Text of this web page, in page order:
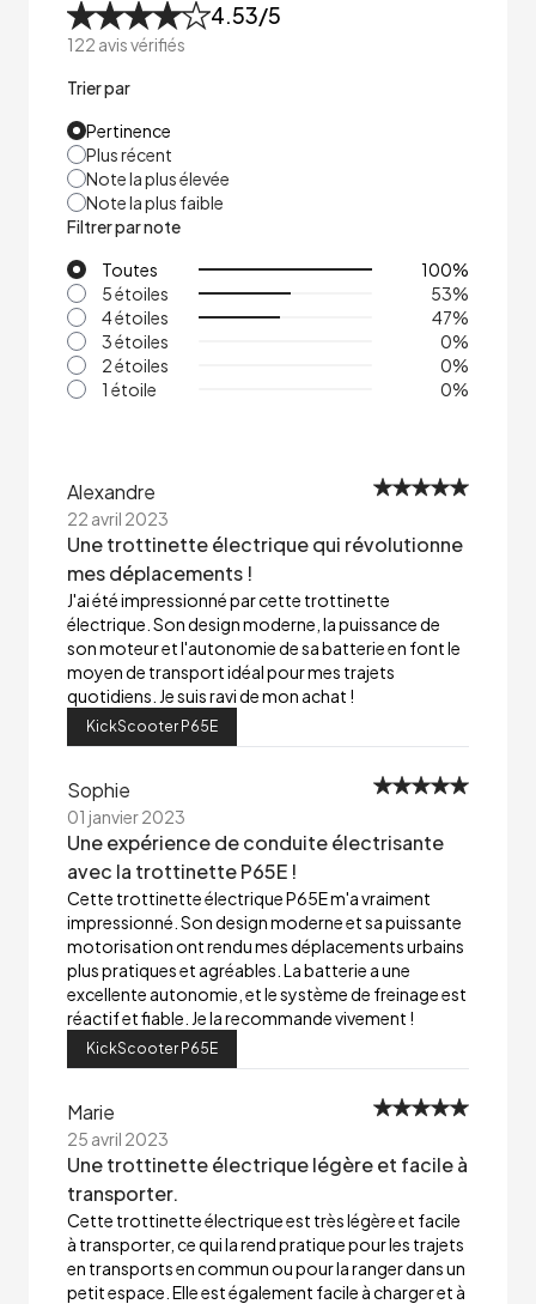
4.53/5
122 avis vérifiés
Trier par
Pertinence
Plus récent
Note la plus élevée
Note la plus faible
Filtrer par note
Toutes
100%
5 étoiles
53%
4 étoiles
47%
3 étoiles
0%
2 étoiles
0%
1 étoile
0%
Alexandre
22 avril 2023
Une trottinette électrique qui révolutionne
mes déplacements !
J'ai été impressionné par cette trottinette
électrique. Son design moderne, la puissance de
son moteur et l'autonomie de sa batterie en font le
moyen de transport idéal pour mes trajets
quotidiens. Je suis ravi de mon achat !
KickScooter P65E
Sophie
01 janvier 2023
Une expérience de conduite électrisante
avec la trottinette P65E !
Cette trottinette électrique P65E m'a vraiment
impressionné. Son design moderne et sa puissante
motorisation ont rendu mes déplacements urbains
plus pratiques et agréables. La batterie a une
excellente autonomie, et le système de freinage est
réactif et fiable. Je la recommande vivement !
KickScooter P65E
Marie
25 avril 2023
Une trottinette électrique légère et facile à
transporter.
Cette trottinette électrique est très légère et facile
à transporter, ce qui la rend pratique pour les trajets
en transports en commun ou pour la ranger dans un
petit espace. Elle est également facile à charger et à